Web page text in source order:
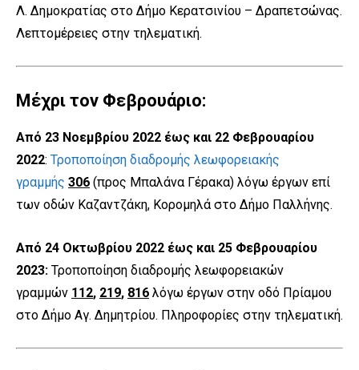
Λ. Δημοκρατίας στο Δήμο Κερατσινίου – Δραπετσώνας.
Λεπτομέρειες στην τηλεματική.
Μέχρι τον Φεβρουάριο:
Από 23 Νοεμβρίου 2022 έως και 22 Φεβρουαρίου
2022: Τροποποίηση διαδρομής λεωφορειακής
γραμμής 306 (προς Μπαλάνα Γέρακα) λόγω έργων επί
των οδών Καζαντζάκη, Κορομηλά στο Δήμο Παλλήνης.
Από 24 Οκτωβρίου 2022 έως και 25 Φεβρουαρίου
2023: Τροποποίηση διαδρομής λεωφορειακών
γραμμών 112, 219, 816 λόγω έργων στην οδό Πρίαμου
στο Δήμο Αγ. Δημητρίου. Πληροφορίες στην τηλεματική.